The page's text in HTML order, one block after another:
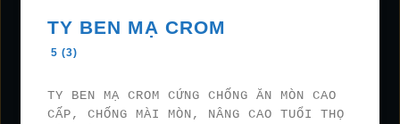
TY BEN MẠ CROM
5 (3)
TY BEN MẠ CROM CỨNG CHỐNG ĂN MÒN CAO
CẤP, CHỐNG MÀI MÒN, NÂNG CAO TUỔI THỌ